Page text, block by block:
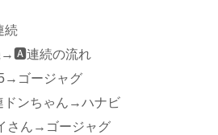
続
連続の流れ
ゴージャグ
ドンちゃん→ハナビ
さん→ゴージャグ